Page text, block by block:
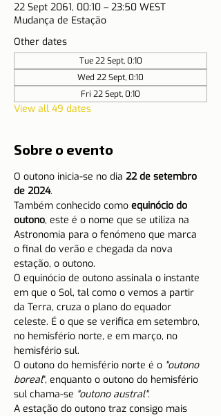
22 Sept 2061, 00:10 – 23:50 WEST
Mudança de Estação
Other dates
Tue 22 Sept, 0:10
Wed 22 Sept, 0:10
Fri 22 Sept, 0:10
View all 49 dates
Sobre o evento
O outono inicia-se no dia 22 de setembro
de 2024.
Também conhecido como equinócio do
outono, este é o nome que se utiliza na
Astronomia para o fenómeno que marca
o final do verão e chegada da nova
estação, o outono.
O equinócio de outono assinala o instante
em que o Sol, tal como o vemos a partir
da Terra, cruza o plano do equador
celeste. É o que se verifica em setembro,
no hemisfério norte, e em março, no
hemisfério sul.
O outono do hemisfério norte é o "outono
boreal", enquanto o outono do hemisfério
sul chama-se "outono austral".
A estação do outono traz consigo mais